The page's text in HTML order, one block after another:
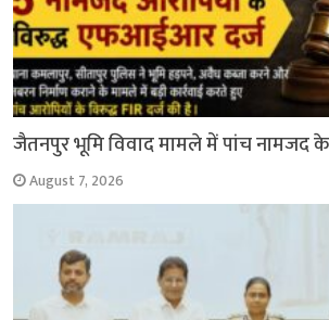
जैतनपुर भूमि विवाद मामले में पांच नामजद
August 7, 2026